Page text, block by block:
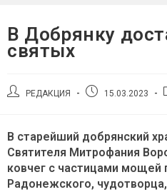
В Добрянку
святых
АвторРЕДАКЦИЯ
Запись15.03.2023
В старейший добрянский
Святителя Митрофания
ковчег с частицами мощей
Радонежского,